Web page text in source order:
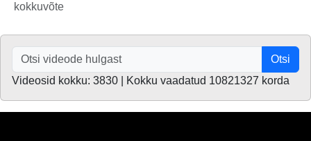
kokkuvõte
Otsi
Videosid kokku: 3830 | Kokku vaadatud 10821327 korda